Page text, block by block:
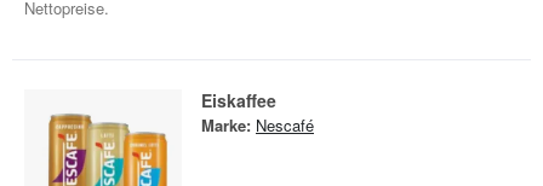
Nettopreise.
Eiskaffee
Marke: Nescafé